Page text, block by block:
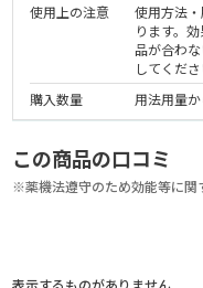
使用上の注意
使用方法
ります。
品が合わ
してくださ
購入数量
用法用量
この商品の口コミ
※薬機法遵守のため効能等に関
表示するものがありません